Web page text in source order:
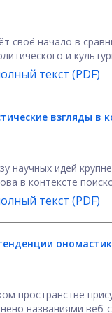
своё начало в
и
текст (PDF)
взгляды в
научных идей
в контексте
текст (PDF)
пространстве
названиями